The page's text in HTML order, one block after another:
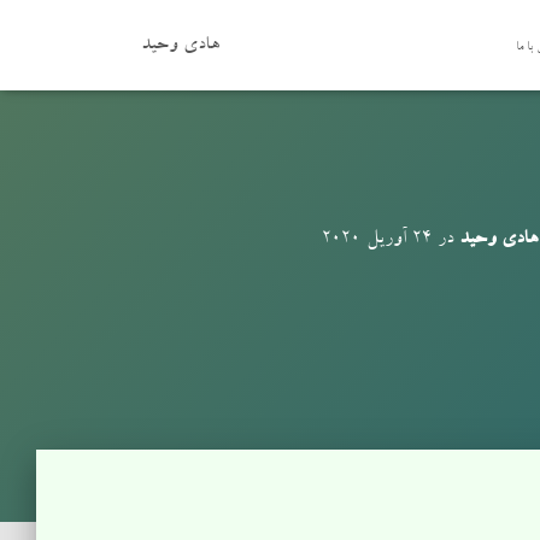
هادی وحید ما
هادی وحید در 24 آوریل 2020